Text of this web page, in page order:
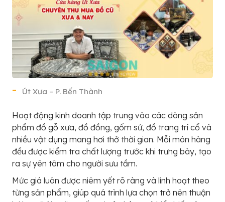
Út Xưa – P. Bến Thành
Hoạt động kinh doanh tập trung vào các dòng sản
phẩm đồ gỗ xưa, đồ đồng, gốm sứ, đồ trang trí cổ và
nhiều vật dụng mang hơi thở thời gian. Mỗi món hàng
đều được kiểm tra chất lượng trước khi trưng bày, tạo
ra sự yên tâm cho người sưu tầm.
Mức giá luôn được niêm yết rõ ràng và linh hoạt theo
từng sản phẩm, giúp quá trình lựa chọn trở nên thuận